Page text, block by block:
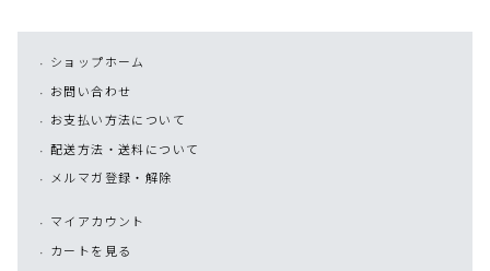
ショップホーム
お問い合わせ
お支払い方法について
配送方法・送料について
メルマガ登録・解除
マイアカウント
カートを見る